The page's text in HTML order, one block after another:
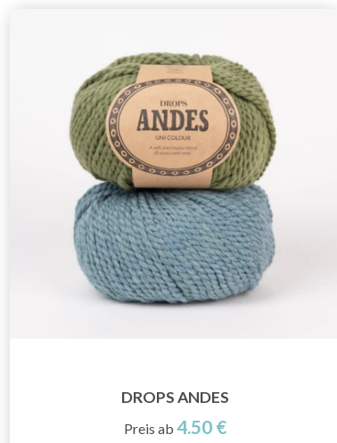
DROPS ANDES
Preis ab 4.50 €
Sparen Sie bis zu 50%
Werden Sie Teil unserer Garn-Community
und erhalten Sie exklusiven Zugang zu
inspirierenden Strickmustern und speziellen
Angeboten!
Jetzt anmelden